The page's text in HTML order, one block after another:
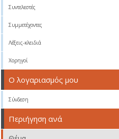
Συντελεστές
Συμμετέχοντες
Λέξεις-κλειδιά
Χορηγοί
Ο λογαριασμός μου
Σύνδεση
Περιήγηση ανά